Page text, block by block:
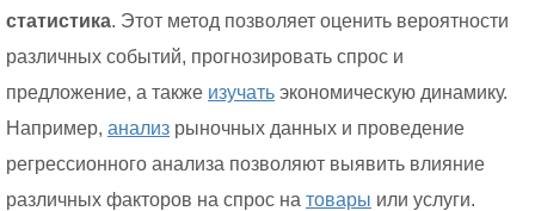
статистика. Этот метод позволяет оценить вероятности
различных событий, прогнозировать спрос и
предложение, а также изучать экономическую динамику.
Например, анализ рыночных данных и проведение
регрессионного анализа позволяют выявить влияние
различных факторов на спрос на товары или услуги.